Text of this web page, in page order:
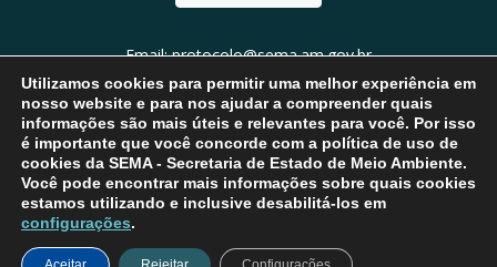
Email: protocolo@sema.am.gov.br
Tel: (92) 3659-1821
Utilizamos cookies para permitir uma melhor experiência em
nosso website e para nos ajudar a compreender quais
informações são mais úteis e relevantes para você. Por isso
é importante que você concorde com a política de uso de
cookies da SEMA - Secretaria de Estado de Meio Ambiente.
Você pode encontrar mais informações sobre quais cookies
estamos utilizando e inclusive desabilitá-los em
configurações.